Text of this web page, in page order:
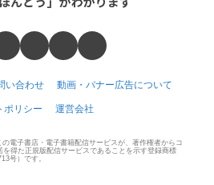
い合わせ 動画・バナー広告について
ポリシー 運営会社
電子書店・電子書籍配信サービスが、著作権者からコ
を得た正規版配信サービスであることを示す登録商標
号）です。